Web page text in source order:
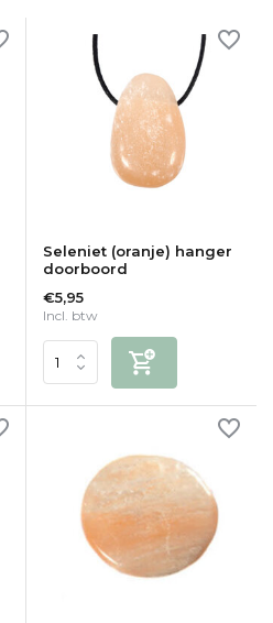
Seleniet (oranje) hanger
doorboord
€5,95
Incl. btw